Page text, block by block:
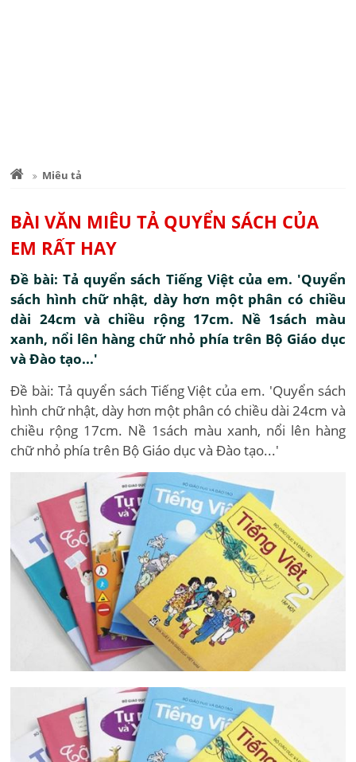
Miêu tả
BÀI VĂN MIÊU TẢ QUYỂN SÁCH CỦA
EM RẤT HAY
Đề bài: Tả quyển sách Tiếng Việt của em. 'Quyển
sách hình chữ nhật, dày hơn một phân có chiều
dài 24cm và chiều rộng 17cm. Nề 1sách màu
xanh, nổi lên hàng chữ nhỏ phía trên Bộ Giáo dục
và Đào tạo...'
Đề bài: Tả quyển sách Tiếng Việt của em. 'Quyển sách
hình chữ nhật, dày hơn một phân có chiều dài 24cm và
chiều rộng 17cm. Nề 1sách màu xanh, nổi lên hàng
chữ nhỏ phía trên Bộ Giáo dục và Đào tạo...'